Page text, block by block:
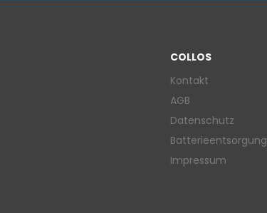
COLLOS
Kontakt
AGB
Datenschutz
Batterieentsorgung
Impressum